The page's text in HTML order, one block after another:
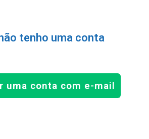
tenho uma conta
uma conta com e-mail